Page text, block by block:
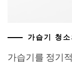
가습기 청
가습기를 정기